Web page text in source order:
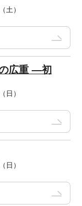
土）
広重 ―初
日）
日）